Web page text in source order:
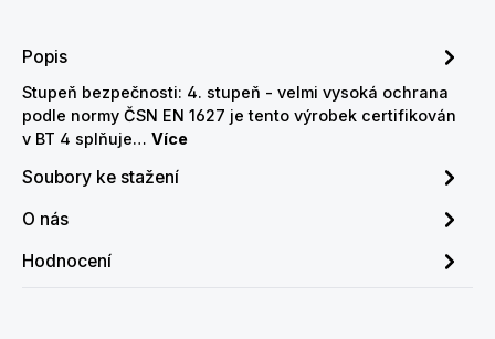
Popis
Stupeň bezpečnosti: 4. stupeň - velmi vysoká ochrana
podle normy ČSN EN 1627 je tento výrobek certifikován
v BT 4 splňuje… Více
Soubory ke stažení
O nás
Hodnocení